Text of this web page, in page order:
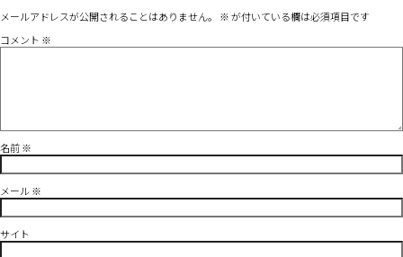
メールアドレスが公開されることはありません。 ※が付いている欄は必須項目です
コメント ※
名前※
メール※
サイト